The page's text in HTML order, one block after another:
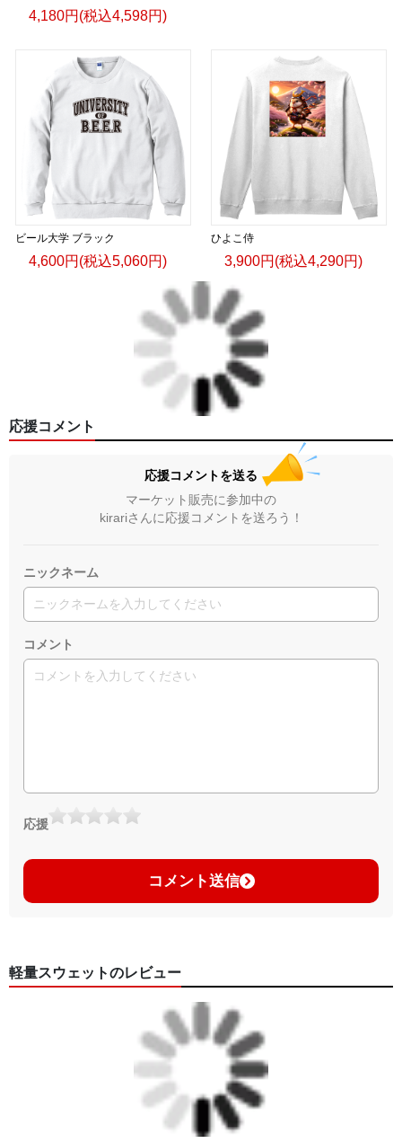
4,180円(税込4,598円)
ビール大学 ブラック
4,600円(税込5,060円)
ひよこ侍
3,900円(税込4,290円)
応援コメント
応援コメントを送る
マーケット販売に参加中の
kirariさんに応援コメントを送ろう！
ニックネーム
コメント
応援
コメント送信
軽量スウェットのレビュー